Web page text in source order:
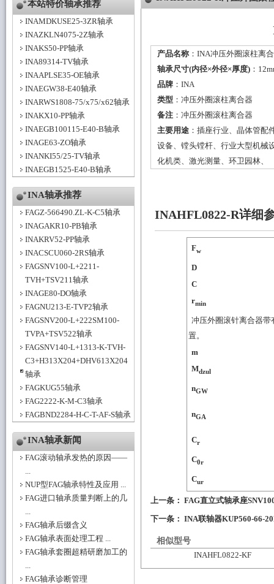
本站特价轴承推荐
INAMDKUSE25-3ZR轴承
INAZKLN4075-2Z轴承
INAKS50-PP轴承
INA89314-TV轴承
INAAPLSE35-OE轴承
INAEGW38-E40轴承
INARWS1808-75/x75/x62轴承
INAKX10-PP轴承
INAEGB100115-E40-B轴承
INAGE63-ZO轴承
INANKI55/25-TV轴承
INAEGB1525-E40-B轴承
INA轴承推荐
FAGZ-566490.ZL-K-C5轴承
INAGAKR10-PB轴承
INAKRV52-PP轴承
INACSCU060-2RS轴承
FAGSNV100-L+2211-
TVH+TSV211轴承
INAGE80-DO轴承
FAGNU213-E-TVP2轴承
FAGSNV200-L+222SM100-
TVPA+TSV522轴承
FAGSNV140-L+1313-K-TVH-
C3+H313X204+DHV613X204
轴承
FAGKUG55轴承
FAG2222-K-M-C3轴承
FAGBND2284-H-C-T-AF-S轴承
INA轴承新闻
FAG滚动轴承发热的原因——
...
NUP型FAG轴承特性及应用 ...
FAG进口轴承质量判断上的几
...
FAG轴承后缀含义
FAG轴承表面处理工程 ...
FAG轴承套圈超精研磨加工的
...
FAG轴承诊断管理
产品名称 ：INA冲压外圈滚柱离
轴承尺寸(内径×外径×厚度) ：
品牌 ： INA
类型 ： 冲压外圈滚柱离合器
备注 ：冲压外圈滚柱离合器
主要用途 ：插座行业、晶体管配
设备、镗头镗杆、行业大型机械
化机类、激光测量、环卫园林、
INAHFL0822-R详细
Fw
D
C
rmin
冲压外圈滚针离合器带
置。
m
Mdzul
nGW
nGA
Cr
C0r
Cur
上一条： FAG直立式轴承座
下一条： INA联轴器KUP560-66-
相似型号
INAHFL0822-KF